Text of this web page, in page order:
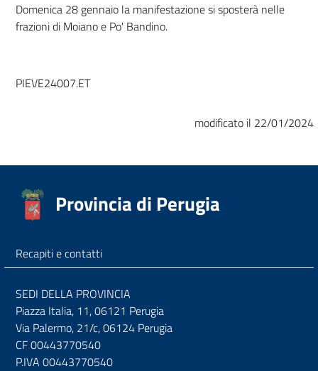
Domenica 28 gennaio la manifestazione si sposterà nelle
frazioni di Moiano e Po' Bandino.
PIEVE24007.ET
modificato il 22/01/2024
Provincia di Perugia
Recapiti e contatti
SEDI DELLA PROVINCIA
Piazza Italia, 11, 06121 Perugia
Via Palermo, 21/c, 06124 Perugia
CF 00443770540
P.IVA 00443770540